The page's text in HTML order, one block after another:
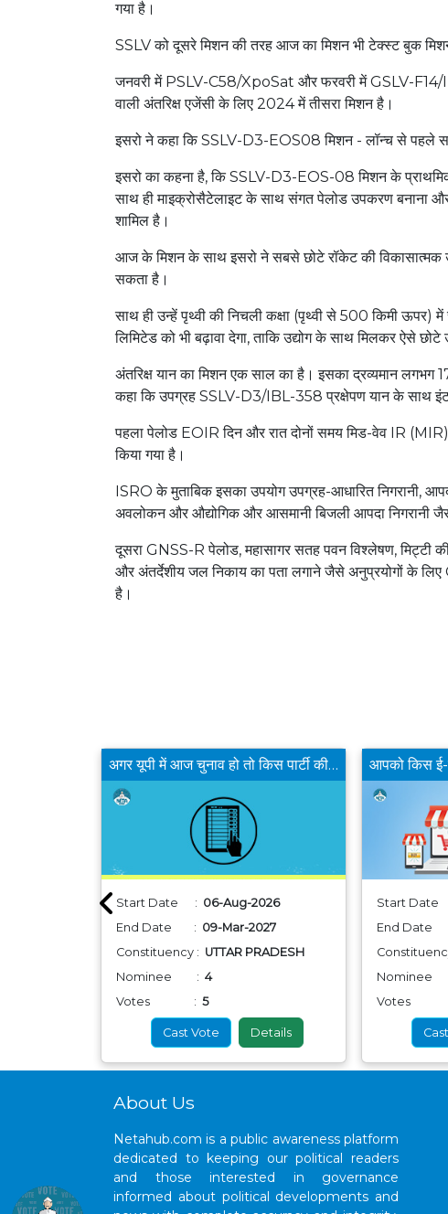
गया है।
SSLV को दूसरे मिशन की तरह आज का मिशन भी टेक्स्ट बुक
जनवरी में PSLV-C58/XpoSat और फरवरी में GSLV-
वाली अंतरिक्ष एजेंसी के लिए 2024 में तीसरा मिशन है।
इसरो ने कहा कि SSLV-D3-EOS08 मिशन - लॉन्च से पहले
इसरो का कहना है, कि SSLV-D3-EOS-08 मिशन के
साथ ही माइक्रोसैटेलाइट के साथ संगत पेलोड उपकरण बनाना
शामिल है।
आज के मिशन के साथ इसरो ने सबसे छोटे रॉकेट की विकासात्मक
सकता है।
साथ ही उन्हें पृथ्वी की निचली कक्षा (पृथ्वी से 500 किमी ऊपर)
लिमिटेड को भी बढ़ावा देगा, ताकि उद्योग के साथ मिलकर ऐसे
अंतरिक्ष यान का मिशन एक साल का है। इसका द्रव्यमान लगभग
कहा कि उपग्रह SSLV-D3/IBL-358 प्रक्षेपण यान के साथ
पहला पेलोड EOIR दिन और रात दोनों समय मिड-वेव IR
किया गया है।
ISRO के मुताबिक इसका उपयोग उपग्रह-आधारित निगरानी,
अवलोकन और औद्योगिक और आसमानी बिजली आपदा निगरानी
दूसरा GNSS-R पेलोड, महासागर सतह पवन विश्लेषण, मिट्टी
और अंतर्देशीय जल निकाय का पता लगाने जैसे अनुप्रयोगों के लिए
है।
अगर यूपी में आज चुनाव हो तो किस पार्टी की सरकार बनेगी ?
Start Date : 06-Aug-2026
End Date : 09-Mar-2027
Constituency : UTTAR PRADESH
Nominee : 4
Votes : 5
Cast Vote Details
Start
End
Votes
About Us
Netahub.com is a public awareness platform
dedicated to keeping our political readers
and those interested in governance
informed about political developments and